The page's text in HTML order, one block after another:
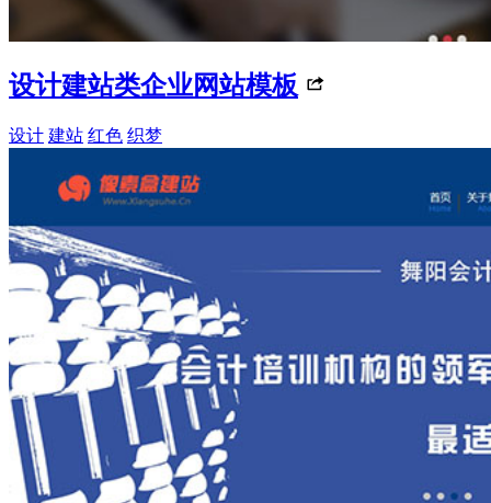
设计建站类企业网站模板
设计 建站 红色 织梦